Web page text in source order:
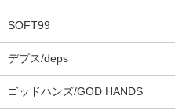
SOFT99
デプス/deps
ゴッドハンズ/GOD HANDS